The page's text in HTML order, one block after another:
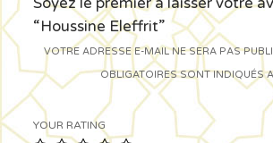
“Houssine Eleffrit”
VOTRE ADRESSE E-MAIL NE SERA PAS
OBLIGATOIRES SONT INDIQUÉS
YOUR RATING